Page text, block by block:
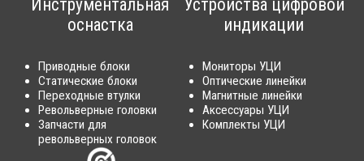
Инструментальная
оснастка
Приводные блоки
Статические блоки
Переходные втулки
Револьверные головки
Запчасти для
револьверных головок
Устройства цифровой
индикации
Мониторы УЦИ
Оптические линейки
Магнитные линейки
Аксессуары УЦИ
Комплекты УЦИ